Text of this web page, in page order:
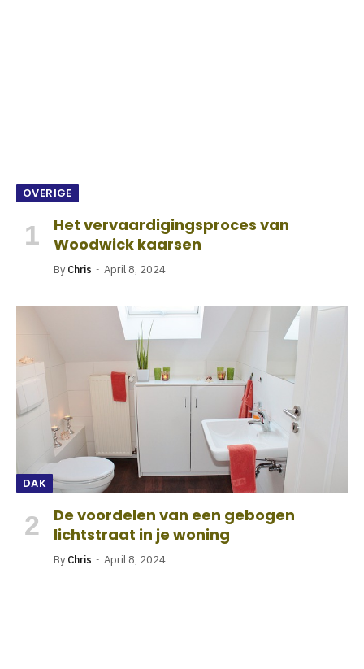
OVERIGE
Het vervaardigingsproces van
Woodwick kaarsen
By Chris April 8, 2024
DAK
De voordelen van een gebogen
lichtstraat in je woning
By Chris April 8, 2024